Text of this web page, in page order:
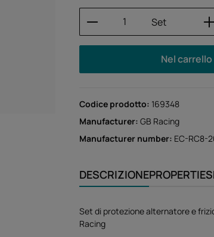
Quantità del
Set
Nel carrello
Codice prodotto: 169348
Manufacturer:GB Racing
Manufacturer number: EC-RC8-
DESCRIZIONEPROPERTIES
Set di protezione alternatore e
Racing